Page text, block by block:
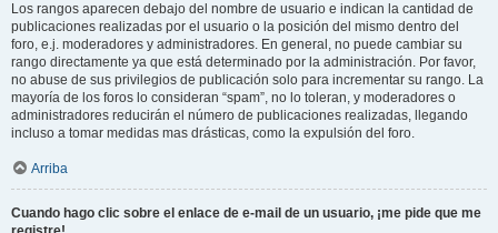
Los rangos aparecen debajo del nombre de usuario e indican la cantidad de
publicaciones realizadas por el usuario o la posición del mismo dentro del
foro, e.j. moderadores y administradores. En general, no puede cambiar su
rango directamente ya que está determinado por la administración. Por favor,
no abuse de sus privilegios de publicación solo para incrementar su rango. La
mayoría de los foros lo consideran “spam”, no lo toleran, y moderadores o
administradores reducirán el número de publicaciones realizadas, llegando
incluso a tomar medidas mas drásticas, como la expulsión del foro.
Arriba
Cuando hago clic sobre el enlace de e-mail de un usuario, ¡me pide que me